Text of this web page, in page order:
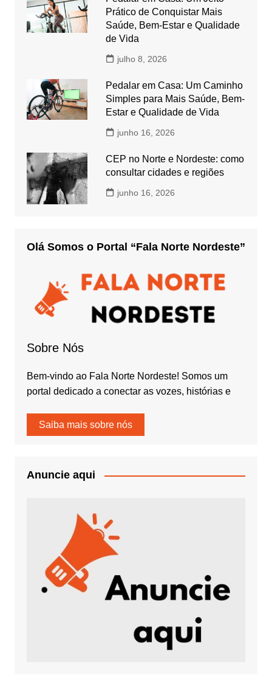
Prático de Conquistar Mais
Saúde, Bem-Estar e Qualidade
de Vida
julho 8, 2026
Pedalar em Casa: Um Caminho
Simples para Mais Saúde, Bem-
Estar e Qualidade de Vida
junho 16, 2026
CEP no Norte e Nordeste: como
consultar cidades e regiões
junho 16, 2026
Olá Somos o Portal “Fala Norte Nordeste”
Sobre Nós
Bem-vindo ao Fala Norte Nordeste! Somos um
portal dedicado a conectar as vozes, histórias e
Saiba mais sobre nós
Anuncie aqui